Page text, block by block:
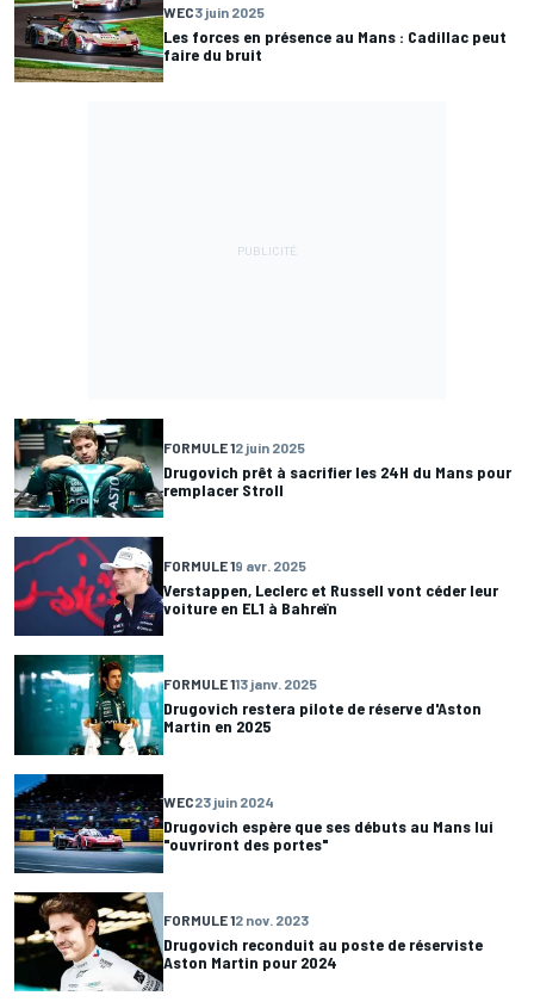
WEC3 juin 2025
Les forces en présence au Mans : Cadillac peut
faire du bruit
FORMULE 12 juin 2025
Drugovich prêt à sacrifier les 24H du Mans pour
remplacer Stroll
FORMULE 19 avr. 2025
Verstappen, Leclerc et Russell vont céder leur
voiture en EL1 à Bahreïn
FORMULE 113 janv. 2025
Drugovich restera pilote de réserve d'Aston
Martin en 2025
WEC23 juin 2024
Drugovich espère que ses débuts au Mans lui
"ouvriront des portes"
FORMULE 12 nov. 2023
Drugovich reconduit au poste de réserviste
Aston Martin pour 2024